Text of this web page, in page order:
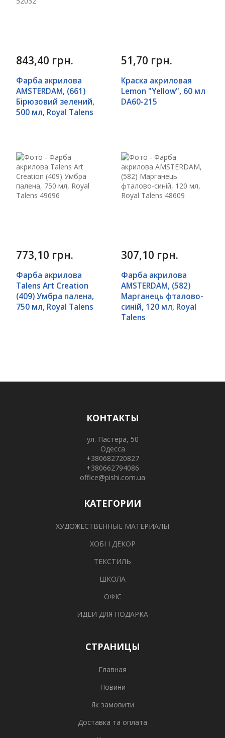
843,40 грн.
Фарба акрилова
AMSTERDAM, (661)
Бірюзовий зелений,
500 мл, Royal Talens
51,70 грн.
Краска акриловая
Lemon "Yellow", 60 мл
DA60-215
773,10 грн.
Фарба акрилова
Talens Art Creation
(409) Умбра палена,
750 мл, Royal Talens
307,10 грн.
Фарба акрилова
AMSTERDAM, (582)
Марганець фталово-
синій, 120 мл, Royal
Talens
КОНТАКТЫ
ул. Пастера, 50
Одесса
+380682720827
+380662794086
office@pishi.com.ua
КАТЕГОРИИ
ХУДОЖЕСТВЕННЫЕ МАТЕРИАЛЫ
ХОБІ І ДЕКОР
ТЕКСТИЛЬ
ШКОЛА
ОФІС
ИДЕИ ДЛЯ ПОДАРКА
СТРАНИЦЫ
Главная
Новини
Як замовити
Доставка та оплата